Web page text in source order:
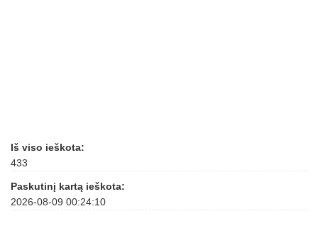
Iš viso ieškota:
433
Paskutinį kartą ieškota:
2026-08-09 00:24:10